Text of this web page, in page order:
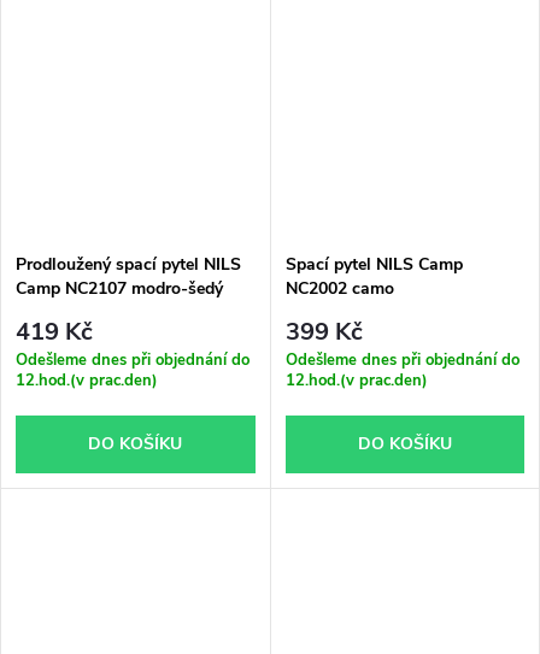
Prodloužený spací pytel NILS
Camp NC2107 modro-šedý
419 Kč
Odešleme dnes při objednání do
12.hod.(v prac.den)
DO KOŠÍKU
Spací pytel NILS Camp
NC2002 camo
399 Kč
Odešleme dnes při objednání do
12.hod.(v prac.den)
DO KOŠÍKU